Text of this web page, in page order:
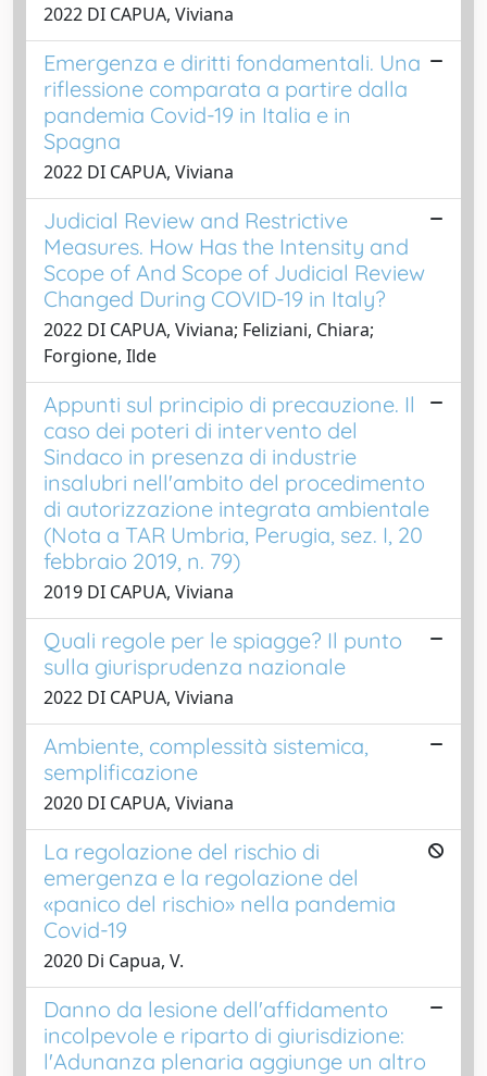
2022 DI CAPUA, Viviana
Emergenza e diritti fondamentali. Una
riflessione comparata a partire dalla
pandemia Covid-19 in Italia e in
Spagna
2022 DI CAPUA, Viviana
Judicial Review and Restrictive
Measures. How Has the Intensity and
Scope of And Scope of Judicial Review
Changed During COVID-19 in Italy?
2022 DI CAPUA, Viviana; Feliziani, Chiara;
Forgione, Ilde
Appunti sul principio di precauzione. Il
caso dei poteri di intervento del
Sindaco in presenza di industrie
insalubri nell'ambito del procedimento
di autorizzazione integrata ambientale
(Nota a TAR Umbria, Perugia, sez. I, 20
febbraio 2019, n. 79)
2019 DI CAPUA, Viviana
Quali regole per le spiagge? Il punto
sulla giurisprudenza nazionale
2022 DI CAPUA, Viviana
Ambiente, complessità sistemica,
semplificazione
2020 DI CAPUA, Viviana
La regolazione del rischio di
emergenza e la regolazione del
«panico del rischio» nella pandemia
Covid-19
2020 Di Capua, V.
Danno da lesione dell'affidamento
incolpevole e riparto di giurisdizione:
l'Adunanza plenaria aggiunge un altro